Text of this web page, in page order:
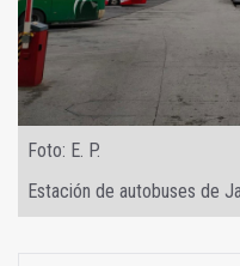
Foto: E. P.
Estación de autobuses de